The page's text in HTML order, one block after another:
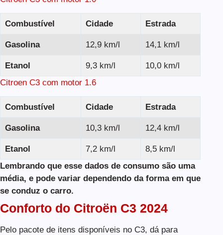
Combustível Cidade Estrada
Gasolina 12,9 km/l 14,1 km/l
Etanol 9,3 km/l
10,0 km/l
Citroen C3 com motor 1.6
Combustível Cidade Estrada
Gasolina 10,3 km/l 12,4 km/l
Etanol 7,2 km/l
8,5 km/l
Lembrando que esse dados de consumo são uma
média, e pode variar dependendo da forma em que
se conduz o carro.
Conforto do Citroën C3 2024
Pelo pacote de itens disponíveis no C3, dá para